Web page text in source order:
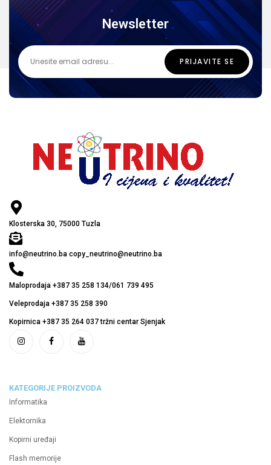
Newsletter
Klosterska 30, 75000 Tuzla
info@neutrino.ba copy_neutrino@neutrino.ba
Maloprodaja +387 35 258 134/061 739 495
Veleprodaja +387 35 258 390
Kopirnica +387 35 264 037 tržni centar Sjenjak
KATEGORIJE PROIZVODA
Informatika
Elektornika
Kopirni uređaji
Flash memorije